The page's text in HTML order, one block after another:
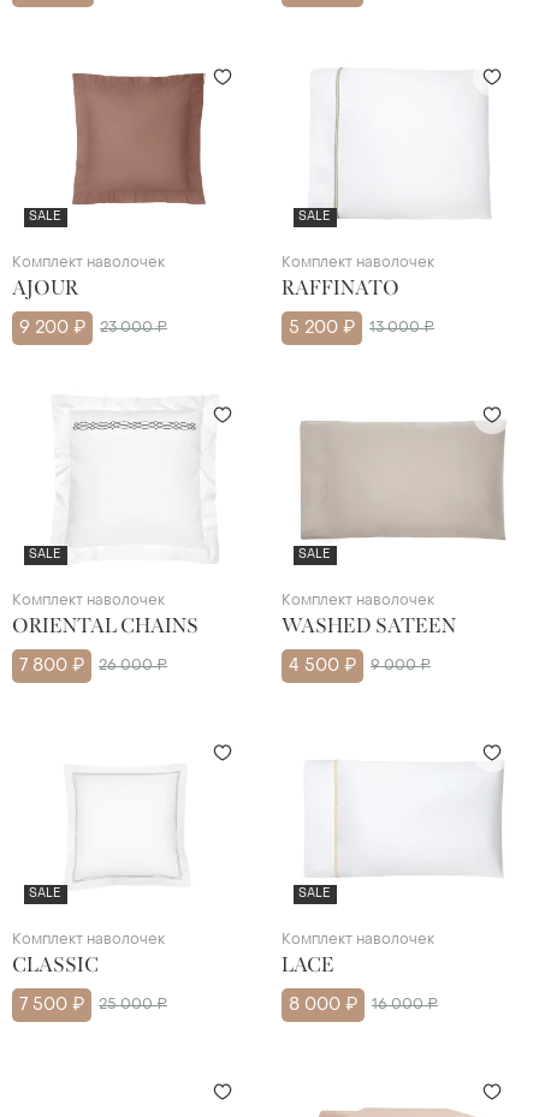
SALE
Комплект наволочек
AJOUR
9 200 ₽ 23 000 ₽
SALE
Комплект наволочек
RAFFINATO
5 200 ₽ 13 000 ₽
SALE
Комплект наволочек
ORIENTAL CHAINS
7 800 ₽ 26 000 ₽
SALE
Комплект наволочек
WASHED SATEEN
4 500 ₽ 9 000 ₽
SALE
Комплект наволочек
CLASSIC
7 500 ₽ 25 000 ₽
SALE
Комплект наволочек
LACE
8 000 ₽ 16 000 ₽